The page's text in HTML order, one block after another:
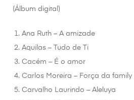
(Álbum digital)
Ana Ruth – A amizade
Aquilas – Tudo de Ti
Cacém – É o amor
Carlos Moreira – Força da family
Carvalho Laurindo – Aleluya